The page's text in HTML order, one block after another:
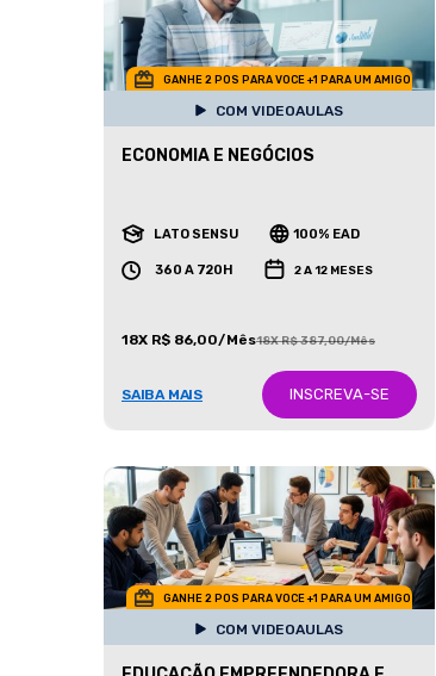
GANHE 2 POS PARA VOCE +1 PARA UM AMIGO
COM VIDEOAULAS
ECONOMIA E NEGÓCIOS
LATO SENSU 100% EAD
360 A 720H 2 A 12 MESES
18X R$ 86,00/Mês18X R$ 387,00/Mês
SAIBA MAIS INSCREVA-SE
GANHE 2 POS PARA VOCE +1 PARA UM AMIGO
COM VIDEOAULAS